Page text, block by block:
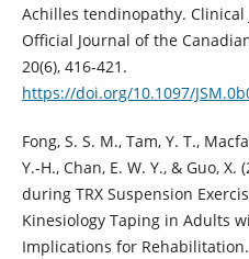
Achilles tendinopathy.
Official Journal of the
20(6), 416-421.
https://doi.org/10.1097/
Fong, S. S. M., Tam, Y. T.,
Y.-H., Chan, E. W. Y., & Guo,
during TRX Suspension
Kinesiology Taping in Adults
Implications for